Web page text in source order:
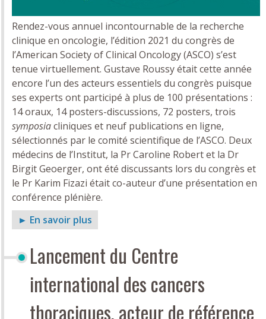
Rendez-vous annuel incontournable de la recherche
clinique en oncologie, l’édition 2021 du congrès de
l’American Society of Clinical Oncology (ASCO) s’est
tenue virtuellement. Gustave Roussy était cette année
encore l’un des acteurs essentiels du congrès puisque
ses experts ont participé à plus de 100 présentations :
14 oraux, 14 posters-discussions, 72 posters, trois
symposiacliniques et neuf publications en ligne,
sélectionnés par le comité scientifique de l’ASCO. Deux
médecins de l’Institut, la Pr Caroline Robert et la Dr
Birgit Geoerger, ont été discussants lors du congrès et
le Pr Karim Fizazi était co-auteur d’une présentation en
conférence plénière.
► En savoir plus
Lancement du Centre
international des cancers
thoraciques, acteur de référence